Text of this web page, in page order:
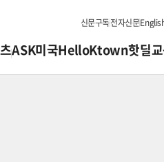
신문구독전자신문
ASK미국HelloKtown핫딜